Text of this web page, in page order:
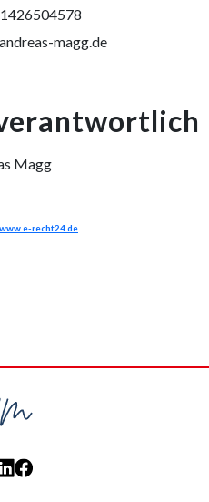
magg.de
Magg
recht24.de